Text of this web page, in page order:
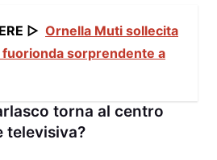
▷ Ornella Muti sollecita
sorprendente a
torna al centro
televisiva?